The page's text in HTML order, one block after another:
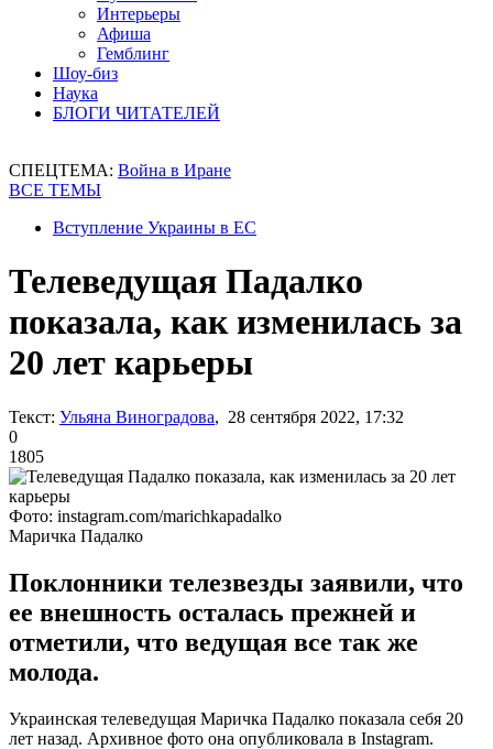
Интерьеры
Афиша
Гемблинг
Шоу-биз
Наука
БЛОГИ ЧИТАТЕЛЕЙ
СПЕЦТЕМА: Война в Иране
ВСЕ ТЕМЫ
Вступление Украины в ЕС
Телеведущая Падалко
показала, как изменилась за
20 лет карьеры
Текст: Ульяна Виноградова, 28 сентября 2022, 17:32
0
1805
Фото: instagram.com/marichkapadalko
Маричка Падалко
Поклонники телезвезды заявили, что
ее внешность осталась прежней и
отметили, что ведущая все так же
молода.
Украинская телеведущая Маричка Падалко показала себя 20
лет назад. Архивное фото она опубликовала в Instagram.